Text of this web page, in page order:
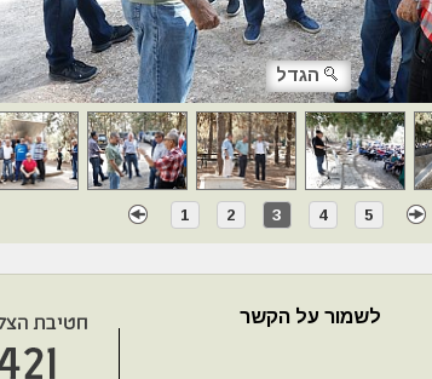
הגדל
1 2 3 4 5
לשמור על הקשר